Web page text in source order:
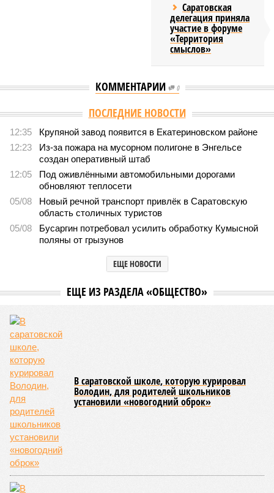
Саратовская
делегация приняла
участие в форуме
«Территория
смыслов»
КОММЕНТАРИИ 0
Версия //Общество //
В Саратовской консерватории прошел концерт
для подопечных фондов «Александр Невский» и «Защитники
Отечества»
В Саратовской консерватории прошел концерт для
подопечных фондов «Александр Невский» и
«Защитники Отечества»
С верой и надеждой
В Саратовской консерватории прошел концерт для подопечных фондов
В театральном зале Саратовской государственной консерватории
имени Л. В. Собинова 16 мая состоялся масштабный
благотворительный концерт «Вера, надежда, любовь».
Мероприятие было организовано Образовательным центром по
развитию детского и юношеского творчества, действующим при
Саратовской духовной семинарии по благословению
митрополита Саратовского и Вольского Игнатия.
Инициатором и главным организатором творческого вечера
выступила бессменный руководитель центра
Трошина, которая сумела собрать на одной сцене
воспитанников сразу нескольких православных учебных
заведений области и подарить настоящий праздник тем,